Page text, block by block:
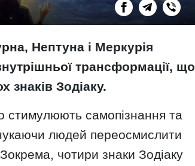
Нептуна і Меркурія
трансформації, що
знаків Зодіаку.
стимулюють самопізнання та
людей переосмислити
чотири знаки Зодіаку